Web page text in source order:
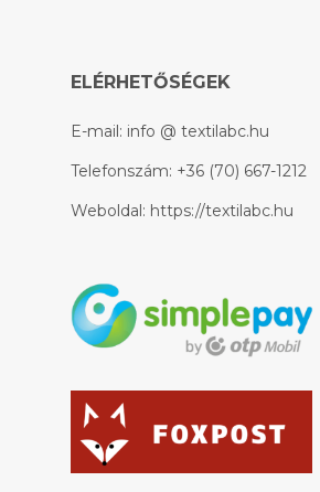
ELÉRHETŐSÉGEK
E-mail: info @ textilabc.hu
Telefonszám: +36 (70) 667-1212
Weboldal: https://textilabc.hu